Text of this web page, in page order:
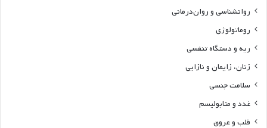
روانشناسی و روان‌درمانی
روماتولوژی
ریه و دستگاه تنفسی
زنان، زایمان و نازایی
سلامت جنسی
غدد و متابولیسم
قلب و عروق